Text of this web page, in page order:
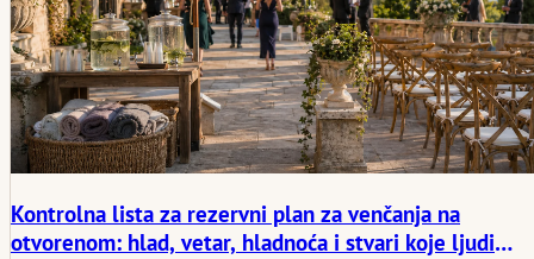
Kontrolna lista za rezervni plan za venčanja na
otvorenom: hlad, vetar, hladnoća i stvari koje ljudi